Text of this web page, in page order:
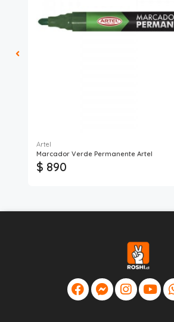
Artel
Marcador Verde Permanente Artel
$ 890